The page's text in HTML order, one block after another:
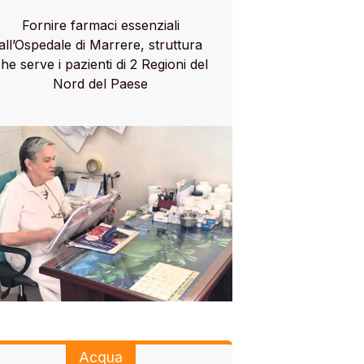
Fornire farmaci essenziali
di Marrere, struttura
serve i pazienti di 2 Regioni del
Nord del Paese
Acqua